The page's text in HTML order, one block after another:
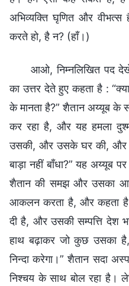
अभिव्यक्ति घृणित और
करते हो, है न? (हाँ।)
आओ, निम्नलिखित पद
का उत्तर देते हुए कहता है :
के मानता है?” शैतान अय्यूब के
कर रहा है, और यह हमला
उसकी, और उसके घर की, और
बाड़ा नहीं बाँधा?” यह अय्यूब
शैतान की समझ और उसका
आकलन करता है, और कहता
दी है, और उसकी सम्पत्ति देश
हाथ बढ़ाकर जो कुछ उसका
निन्दा करेगा।” शैतान सदा
निश्चय के साथ बोल रहा है।